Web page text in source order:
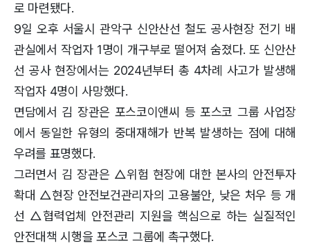
로 마련됐다.
9일 오후 서울시 관악구 신안산선 철도 공사현장 전기 배
관실에서 작업자 1명이 개구부로 떨어져 숨졌다. 또 신안산
선 공사 현장에서는 2024년부터 총 4차례 사고가 발생해
작업자 4명이 사망했다.
면담에서 김 장관은 포스코이앤씨 등 포스코 그룹 사업장
에서 동일한 유형의 중대재해가 반복 발생하는 점에 대해
우려를 표명했다.
그러면서 김 장관은 △위험 현장에 대한 본사의 안전투자
확대 △현장 안전보건관리자의 고용불안, 낮은 처우 등 개
선 △협력업체 안전관리 지원을 핵심으로 하는 실질적인
안전대책 시행을 포스코 그룹에 촉구했다.